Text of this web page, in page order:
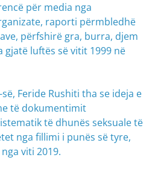
për media nga
raporti përmbledhë
përfshirë gra, burra, djem
gjatë luftës së vitit 1999 në
Feride Rushiti tha se ideja e
të dokumentimit
të dhunës seksuale të
nga fillimi i punës së tyre,
viti 2019.